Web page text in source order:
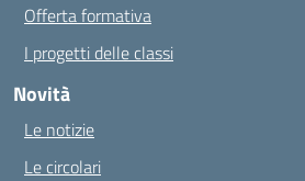
Offerta formativa
I progetti delle classi
Novità
Le notizie
Le circolari